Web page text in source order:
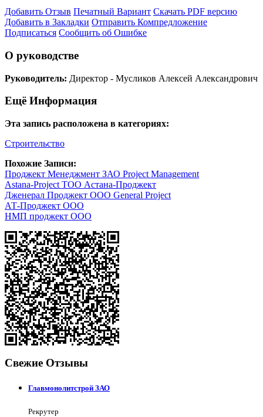
Добавить Отзыв Печатный Вариант Скачать PDF версию
Добавить в Закладки Отправить Компредложение
Подписаться Сообщить об Ошибке
О руководстве
Руководитель: Директор - Мусликов Алексей Александрович
Ещё Информация
Эта запись расположена в категориях:
Строительство
Похожие Записи:
Проджект Менеджмент ЗАО Project Management
Astana-Project ТОО Астана-Проджект
Дженерал Проджект ООО General Project
АТ-Проджект ООО
НМП проджект ООО
Свежие Отзывы
Главмонолитстрой ЗАО
Рекрутер